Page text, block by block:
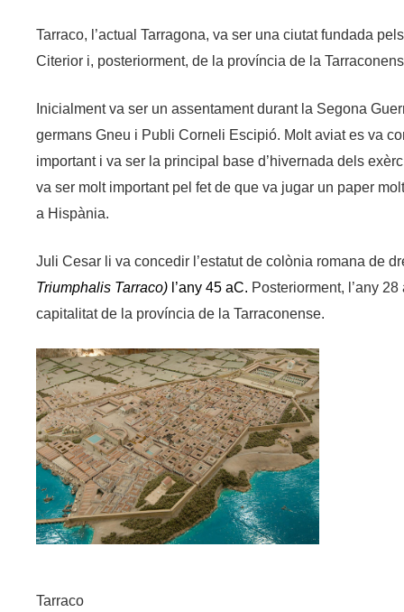
Tarraco, l’actual Tarragona, va ser una ciutat fundada
Citerior i, posteriorment, de la província de la
Inicialment va ser un assentament durant la Segona
germans Gneu i Publi Corneli Escipió. Molt aviat es va
important i va ser la principal base d’hivernada dels
va ser molt important pel fet de que va jugar un paper
a Hispània.
Juli Cesar li va concedir l’estatut de colònia romana de
Triumphalis Tarraco) l’any 45 aC. Posteriorment, l’any
capitalitat de la província de la Tarraconense.
Tarraco